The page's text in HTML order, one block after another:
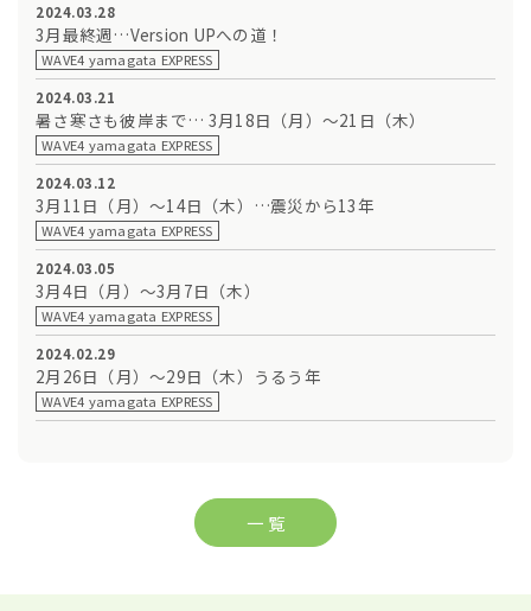
2024.03.28
3月最終週…Version UPへの道！
WAVE4 yamagata EXPRESS
2024.03.21
暑さ寒さも彼岸まで… 3月18日（月）～21日（木）
WAVE4 yamagata EXPRESS
2024.03.12
3月11日（月）～14日（木）…震災から13年
WAVE4 yamagata EXPRESS
2024.03.05
3月4日（月）～3月7日（木）
WAVE4 yamagata EXPRESS
2024.02.29
2月26日（月）～29日（木）うるう年
WAVE4 yamagata EXPRESS
一 覧